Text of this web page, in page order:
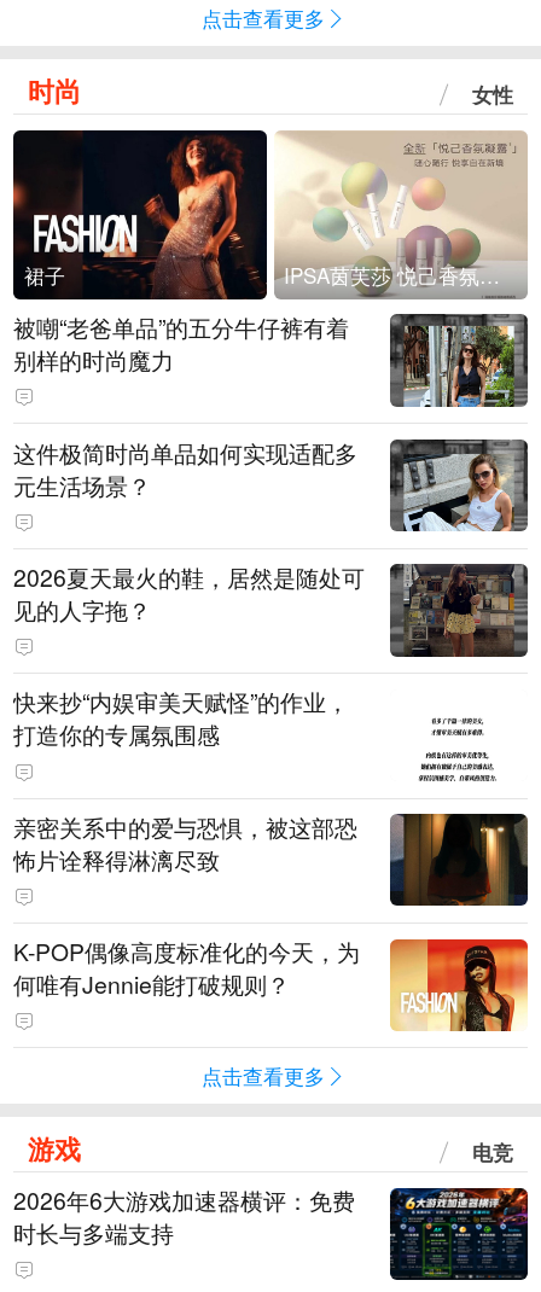
点击查看更多
时尚 女性
裙子 IPSA茵芙莎 悦己香氛凝露上市
被嘲“老爸单品”的五分牛仔裤有着
别样的时尚魔力
这件极简时尚单品如何实现适配多
元生活场景？
2026夏天最火的鞋，居然是随处可
见的人字拖？
快来抄“内娱审美天赋怪”的作业，
打造你的专属氛围感
亲密关系中的爱与恐惧，被这部恐
怖片诠释得淋漓尽致
K-POP偶像高度标准化的今天，为
何唯有Jennie能打破规则？
点击查看更多
游戏 电竞
2026年6大游戏加速器横评：免费
时长与多端支持